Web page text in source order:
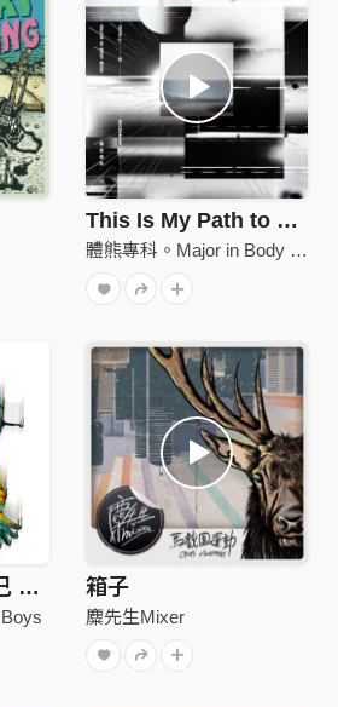
This Is My Path to Fury
體熊專科。Major in Body Bear
箱子
麋先生Mixer